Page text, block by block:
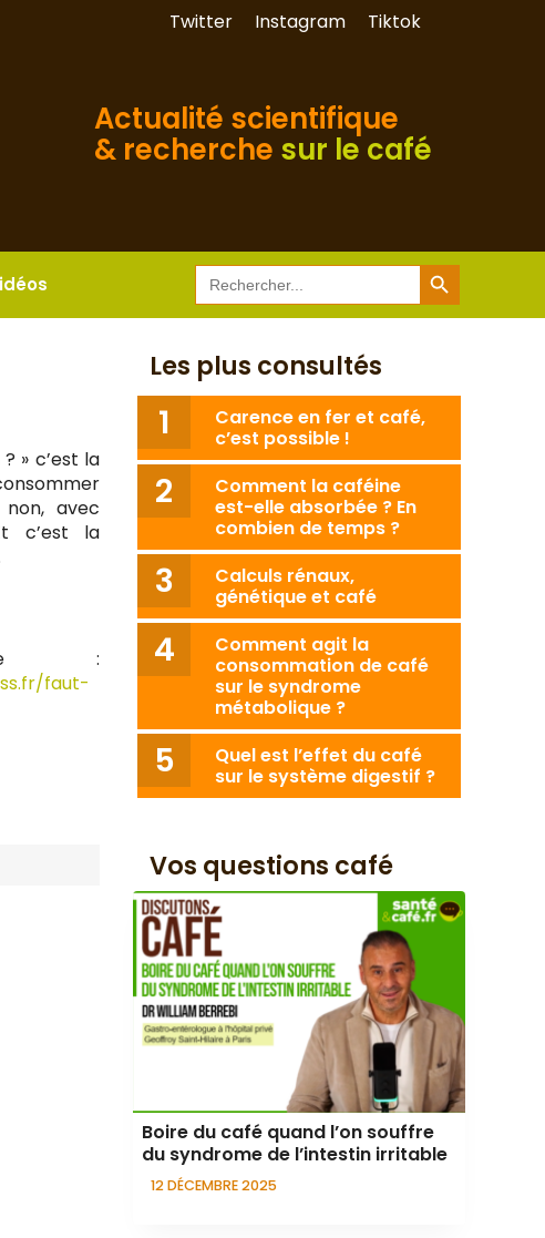
Twitter Instagram Tiktok
Actualité scientifique
& recherche sur le café
Search
for:
Search Button
» c’est la
avec
c’est la
:
faut-
Les plus consultés
Carence en fer et café,
c’est possible !
Comment la caféine
est-elle absorbée ? En
combien de temps ?
Calculs rénaux,
génétique et café
Comment agit la
consommation de café
sur le syndrome
métabolique ?
Quel est l’effet du café
sur le système digestif ?
Vos questions café
Boire du café quand l’on souffre
du syndrome de l’intestin irritable
12 DÉCEMBRE 2025